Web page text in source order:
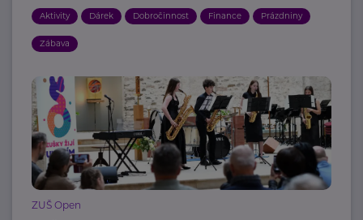
Aktivity Dárek Dobročinnost Finance Prázdniny
Zábava
ZUŠ Open